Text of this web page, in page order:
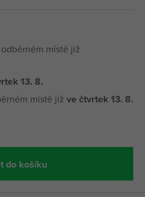
odběrném místě již
13. 8.
místě již ve čtvrtek 13. 8.
do košíku